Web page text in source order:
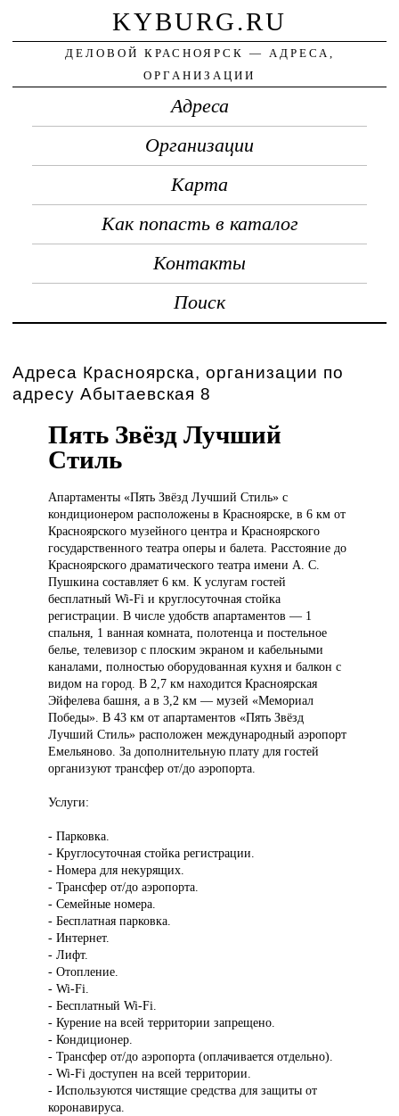
KYBURG.RU
ДЕЛОВОЙ КРАСНОЯРСК — АДРЕСА,
ОРГАНИЗАЦИИ
Адреса
Организации
Карта
Как попасть в каталог
Контакты
Поиск
Адреса Красноярска, организации по
адресу Абытаевская 8
Пять Звёзд Лучший
Стиль
Апартаменты «ПятьЗвёзд Лучший Стиль» с
кондиционером расположены в Красноярске, в 6 км от
Красноярского музейного центра и Красноярского
государственного театра оперы и балета. Расстояние до
Красноярского драматического театра имени А. С.
Пушкина составляет 6 км. К услугам гостей
бесплатный Wi-Fi и круглосуточная стойка
регистрации. В числе удобств апартаментов — 1
спальня, 1 ванная комната, полотенца и постельное
белье, телевизор с плоским экраном и кабельными
каналами, полностью оборудованная кухня и балкон с
видом на город. В 2,7 км находится Красноярская
Эйфелева башня, а в 3,2 км — музей «Мемориал
Победы». В 43 км от апартаментов «Пять Звёзд
Лучший Стиль» расположен международный аэропорт
Емельяново. За дополнительную плату для гостей
организуют трансфер от/до аэропорта.
Услуги:
- Парковка.
- Круглосуточная стойка регистрации.
- Номера для некурящих.
- Трансфер от/до аэропорта.
- Семейные номера.
- Бесплатная парковка.
- Интернет.
- Лифт.
- Отопление.
- Wi-Fi.
- Бесплатный Wi-Fi.
- Курение на всей территории запрещено.
- Кондиционер.
- Трансфер от/до аэропорта (оплачивается отдельно).
- Wi-Fi доступен на всей территории.
- Используются чистящие средства для защиты от
коронавируса.